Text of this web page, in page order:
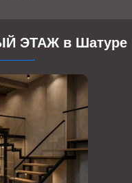
ЭТАЖ в Шатуре